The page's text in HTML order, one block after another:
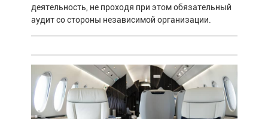
деятельность, не проходя при этом обязательный
аудит со стороны независимой организации.